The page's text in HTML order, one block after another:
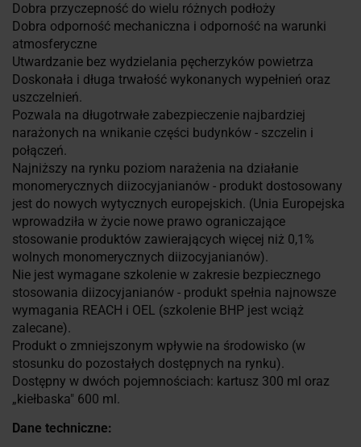
Dobra przyczepność do wielu różnych podłoży
Dobra odporność mechaniczna i odporność na warunki
atmosferyczne
Utwardzanie bez wydzielania pęcherzyków powietrza
Doskonała i długa trwałość wykonanych wypełnień oraz
uszczelnień.
Pozwala na długotrwałe zabezpieczenie najbardziej
narażonych na wnikanie części budynków - szczelin i
połączeń.
Najniższy na rynku poziom narażenia na działanie
monomerycznych diizocyjanianów - produkt dostosowany
jest do nowych wytycznych europejskich. (Unia Europejska
wprowadziła w życie nowe prawo ograniczające
stosowanie produktów zawierających więcej niż 0,1%
wolnych monomerycznych diizocyjanianów).
Nie jest wymagane szkolenie w zakresie bezpiecznego
stosowania diizocyjanianów - produkt spełnia najnowsze
wymagania REACH i OEL (szkolenie BHP jest wciąż
zalecane).
Produkt o zmniejszonym wpływie na środowisko (w
stosunku do pozostałych dostępnych na rynku).
Dostępny w dwóch pojemnościach: kartusz 300 ml oraz
„kiełbaska" 600 ml.
Dane techniczne: